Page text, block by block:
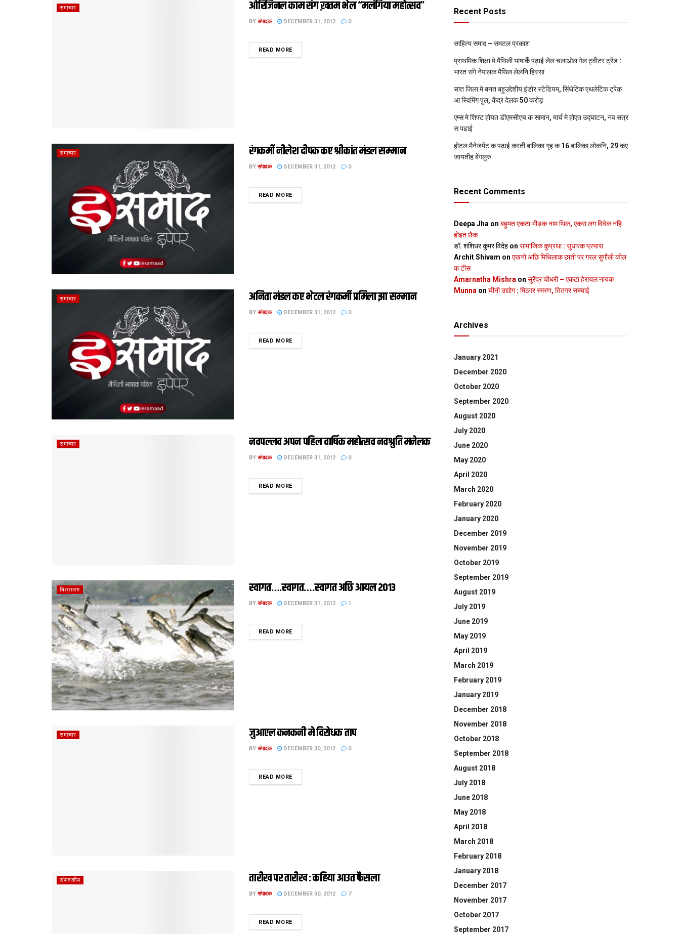
समाचार ओरिजिनल काम संग ख़तम भेल “मलंगिया महोत्सव”
BY संपादक DECEMBER 31, 2012 0
READ MOREDETAILS
समाचार रंगकर्मी नीलेश दीपक कए श्रीकांत मंडल सम्मान
BY संपादक DECEMBER 31, 2012 0
READ MOREDETAILS
समाचार अनिता मंडल कए भेटल रंगकर्मी प्रमिला झा सम्मान
BY संपादक DECEMBER 31, 2012 0
READ MOREDETAILS
समाचार नवपल्लव अपन पहिल वार्षिक महोत्सव नवश्रुति मनेलक
BY संपादक DECEMBER 31, 2012 0
READ MOREDETAILS
चित्रालय स्वागत….स्वागत….स्वागत अछि आयल 2013
BY संपादक DECEMBER 31, 2012 1
READ MOREDETAILS
समाचार जुआएल कनकनी मे विरोधक ताप
BY संपादक DECEMBER 30, 2012 0
READ MOREDETAILS
संपादकीय तारीख पर तारीख : कहिया आउत फैसला
BY संपादक DECEMBER 30, 2012 7
READ MOREDETAILS
Recent Posts
साहित्य समाद – समटल प्रकाश
प्राथमिक शि‍क्षा मे मैथि‍ली भाषाकेँ पढ़ाई लेल चलाओल गेल ट्वीटर ट्रेंड :
भारत संगे नेपालक मैथिल लेलनि हिस्सा
सात जिला मे बनत बहुउद्देशीय इंडोर स्‍टेडि‍यम, सिंथेटिक एथलेटिक ट्रेक
आ स्विमिंग पुल, केंद्र देलक 50 करोड़
एम्स मे शिफ्ट होयत डीएमसीएच क सामान, मार्च मे होएत उद्घाटन, नव सत्र
स पढाई
होटल मैनेजमेंट क पढ़ाई करती बालिका गृह क 16 बालिका लोकनि, 29 कए
जायतीह बेंगलुरु
Recent Comments
Deepa Jha on बहुमत एकटा भीड़क नाम थिक, एकरा लग विवेक नहि
होइत छैक
डॉ. शशिधर कुमर विदेह on सामाजिक कुप्रथा : सुधारक प्रयास
Archit Shivam on एखनो अछि मिथिलाक छाती पर गरल सुगौली कील
क टीस
Amarnatha Mishra on सुरेंद्र चौधरी – एकटा हेरायल नायक
Munna on चीनी उद्योग : मिठगर स्‍मरण, तितगर सच्‍चाई
Archives
January 2021
December 2020
October 2020
September 2020
August 2020
July 2020
June 2020
May 2020
April 2020
March 2020
February 2020
January 2020
December 2019
November 2019
October 2019
September 2019
August 2019
July 2019
June 2019
May 2019
April 2019
March 2019
February 2019
January 2019
December 2018
November 2018
October 2018
September 2018
August 2018
July 2018
June 2018
May 2018
April 2018
March 2018
February 2018
January 2018
December 2017
November 2017
October 2017
September 2017